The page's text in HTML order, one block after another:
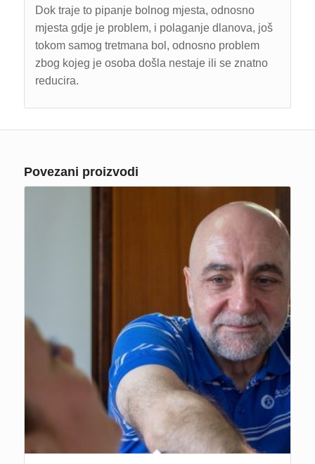
Dok traje to pipanje bolnog mjesta, odnosno
mjesta gdje je problem, i polaganje dlanova, još
tokom samog tretmana bol, odnosno problem
zbog kojeg je osoba došla nestaje ili se znatno
reducira.
Povezani proizvodi